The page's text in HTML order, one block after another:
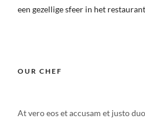
een gezellige sfeer in het
OUR CHEF
At vero eos et accusam et justo